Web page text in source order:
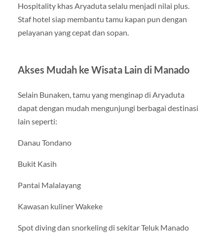
Hospitality khas Aryaduta selalu menjadi nilai plus.
Staf hotel siap membantu tamu kapan pun dengan
pelayanan yang cepat dan sopan.
Akses Mudah ke Wisata Lain di Manado
Selain Bunaken, tamu yang menginap di Aryaduta
dapat dengan mudah mengunjungi berbagai destinasi
lain seperti:
Danau Tondano
Bukit Kasih
Pantai Malalayang
Kawasan kuliner Wakeke
Spot diving dan snorkeling di sekitar Teluk Manado